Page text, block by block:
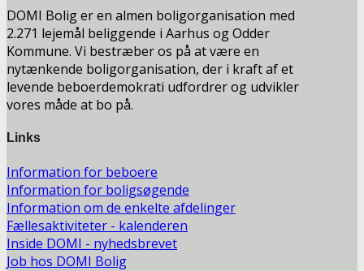
DOMI Bolig er en almen boligorganisation med
2.271 lejemål beliggende i Aarhus og Odder
Kommune. Vi bestræber os på at være en
nytænkende boligorganisation, der i kraft af et
levende beboerdemokrati udfordrer og udvikler
vores måde at bo på.
Links
Information for beboere
Information for boligsøgende
Information om de enkelte afdelinger
Fællesaktiviteter - kalenderen
Inside DOMI - nyhedsbrevet
Job hos DOMI Bolig